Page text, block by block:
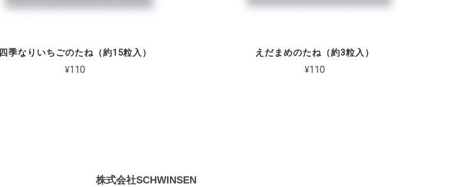
四季なりいちごのたね（約15粒入）
¥110
えだまめのたね（約3粒入）
¥110
株式会社SCHWINSEN